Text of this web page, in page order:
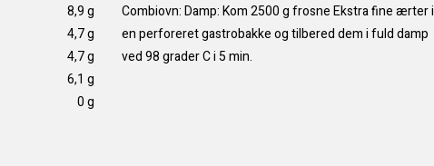
8,9 g
4,7 g
4,7 g
6,1 g
0 g
Combiovn: Damp: Kom 2500 g frosne Ekstra fine ærter i
en perforeret gastrobakke og tilbered dem i fuld damp
ved 98 grader C i 5 min.